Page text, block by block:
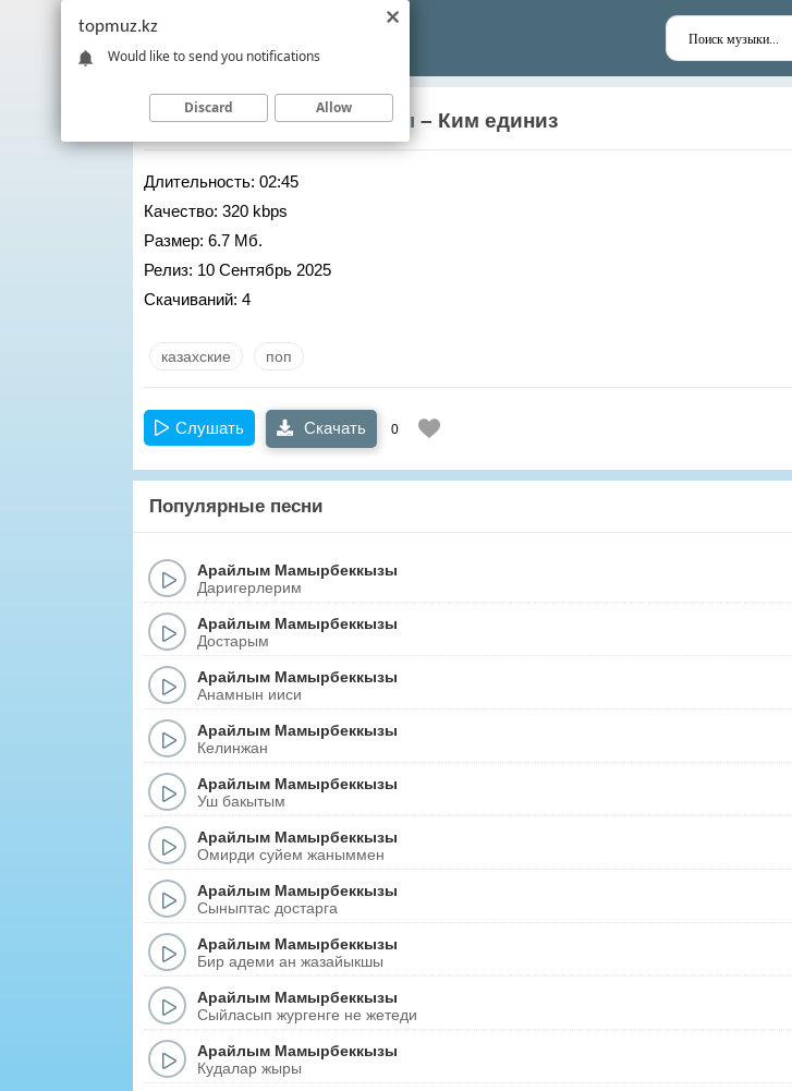
Арайлым Мамырбеккызы – Ким единиз
Длительность: 02:45
Качество: 320 kbps
Размер: 6.7 Мб.
Релиз: 10 Сентябрь 2025
Скачиваний: 4
казахские поп
Слушать Скачать 0
Популярные песни
Арайлым Мамырбеккызы
Даригерлерим
Арайлым Мамырбеккызы
Достарым
Арайлым Мамырбеккызы
Анамнын ииси
Арайлым Мамырбеккызы
Келинжан
Арайлым Мамырбеккызы
Уш бакытым
Арайлым Мамырбеккызы
Омирди суйем жаныммен
Арайлым Мамырбеккызы
Сыныптас достарга
Арайлым Мамырбеккызы
Бир адеми ан жазайыкшы
Арайлым Мамырбеккызы
Сыйласып жургенге не жетеди
Арайлым Мамырбеккызы
Кудалар жыры
topmuz.kz
Would like to send you notifications
Discard Allow